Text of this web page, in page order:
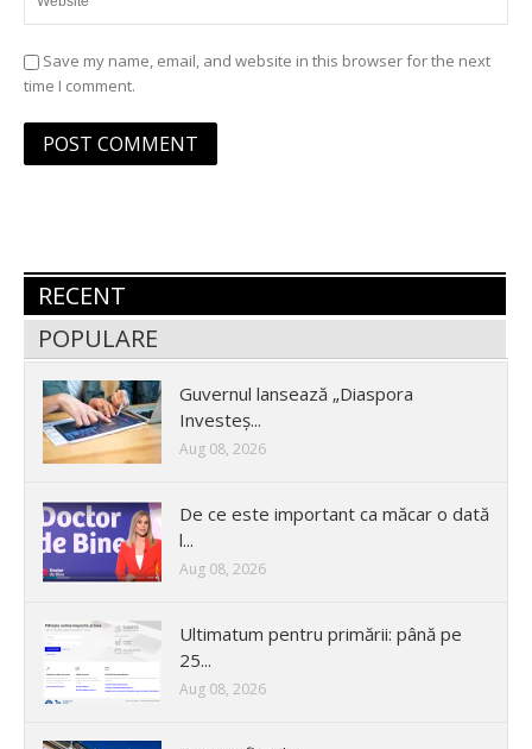
Save my name, email, and website in this browser for the next
time I comment.
RECENT
POPULARE
Guvernul lansează „Diaspora
Investeș...
Aug 08, 2026
De ce este important ca măcar o dată
l...
Aug 08, 2026
Ultimatum pentru primării: până pe
25...
Aug 08, 2026